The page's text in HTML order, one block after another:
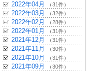
2022年04月 （31件）
2022年03月 （32件）
2022年02月 （28件）
2022年01月 （31件）
2021年12月 （31件）
2021年11月 （30件）
2021年10月 （31件）
2021年09月 （30件）